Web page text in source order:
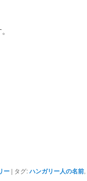
ー | タグ:ハンガリー人の名前,